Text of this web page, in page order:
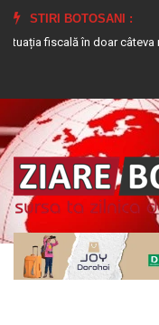
STIRI BOTOSANI :
în doar câteva minute